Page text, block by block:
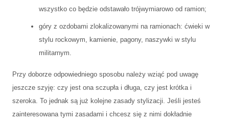
wszystko co będzie odstawało trójwymiarowo od ramion;
góry z ozdobami zlokalizowanymi na ramionach: ćwieki w
stylu rockowym, kamienie, pagony, naszywki w stylu
militarnym.
Przy doborze odpowiedniego sposobu należy wziąć pod uwagę
jeszcze szyję: czy jest ona sczupła i długa, czy jest krótka i
szeroka. To jednak są już kolejne zasady stylizacji. Jeśli jesteś
zainteresowana tymi zasadami i chcesz się z nimi dokładnie